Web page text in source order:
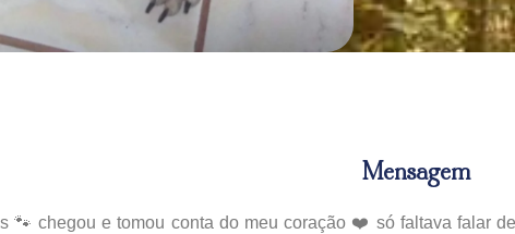
Mensagem
🐾 chegou e tomou conta do meu coração ❤️ só faltava falar